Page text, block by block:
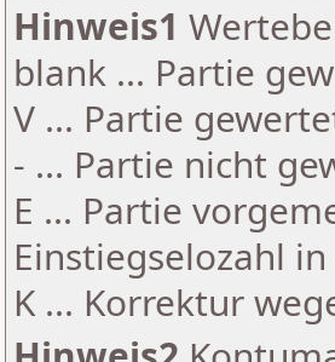
Hinweis1
blank ... Partie
V ... Partie
- ... Partie nicht
E ... Partie
Einstiegselozahl
K ... Korrektur